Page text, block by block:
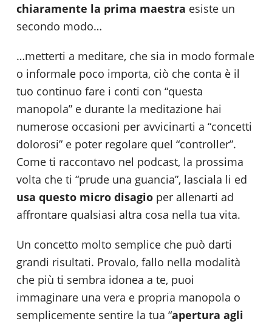
chiaramente la prima maestra esiste un
secondo modo…
…metterti a meditare, che sia in modo formale
o informale poco importa, ciò che conta è il
tuo continuo fare i conti con “questa
manopola” e durante la meditazione hai
numerose occasioni per avvicinarti a “concetti
dolorosi” e poter regolare quel “controller”.
Come ti raccontavo nel podcast, la prossima
volta che ti “prude una guancia”, lasciala li ed
usa questo micro disagio per allenarti ad
affrontare qualsiasi altra cosa nella tua vita.
Un concetto molto semplice che può darti
grandi risultati. Provalo, fallo nella modalità
che più ti sembra idonea a te, puoi
immaginare una vera e propria manopola o
semplicemente sentire la tua “apertura agli